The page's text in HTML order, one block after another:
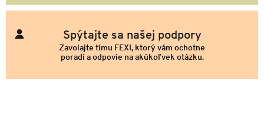
Spýtajte sa našej podpory
Zavolajte tímu FEXI, ktorý vám ochotne
poradí a odpovie na akúkoľvek otázku.